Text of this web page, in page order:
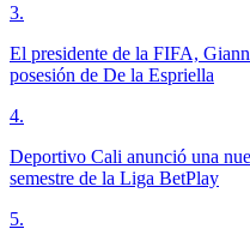
3.
El presidente de la FIFA,
posesión de De la Espriella
4.
Deportivo Cali anunció una
semestre de la Liga BetPlay
5.